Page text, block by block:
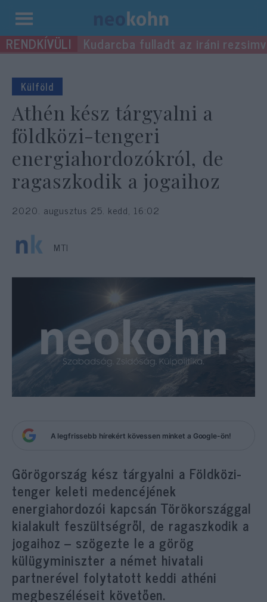
Kilépés
a Kudarcba fulladt az iráni
Külföld
Athén kész tárgyalni a
földközi-tengeri
energiahordozókról, de
ragaszkodik a jogaihoz
2020. augusztus 25. kedd, 16:02
MTI
A legfrissebb hírekért kövessen minket a Google-ön!
Görögország kész tárgyalni a Földközi-
tenger keleti medencéjének
energiahordozói kapcsán Törökországgal
kialakult feszültségről, de ragaszkodik a
jogaihoz – szögezte le a görög
külügyminiszter a német hivatali
partnerével folytatott keddi athéni
megbeszéléseit követően.